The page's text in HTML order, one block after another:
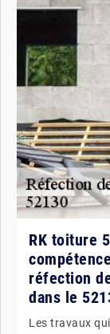
RK toiture
réfection
dans le
Les travaux